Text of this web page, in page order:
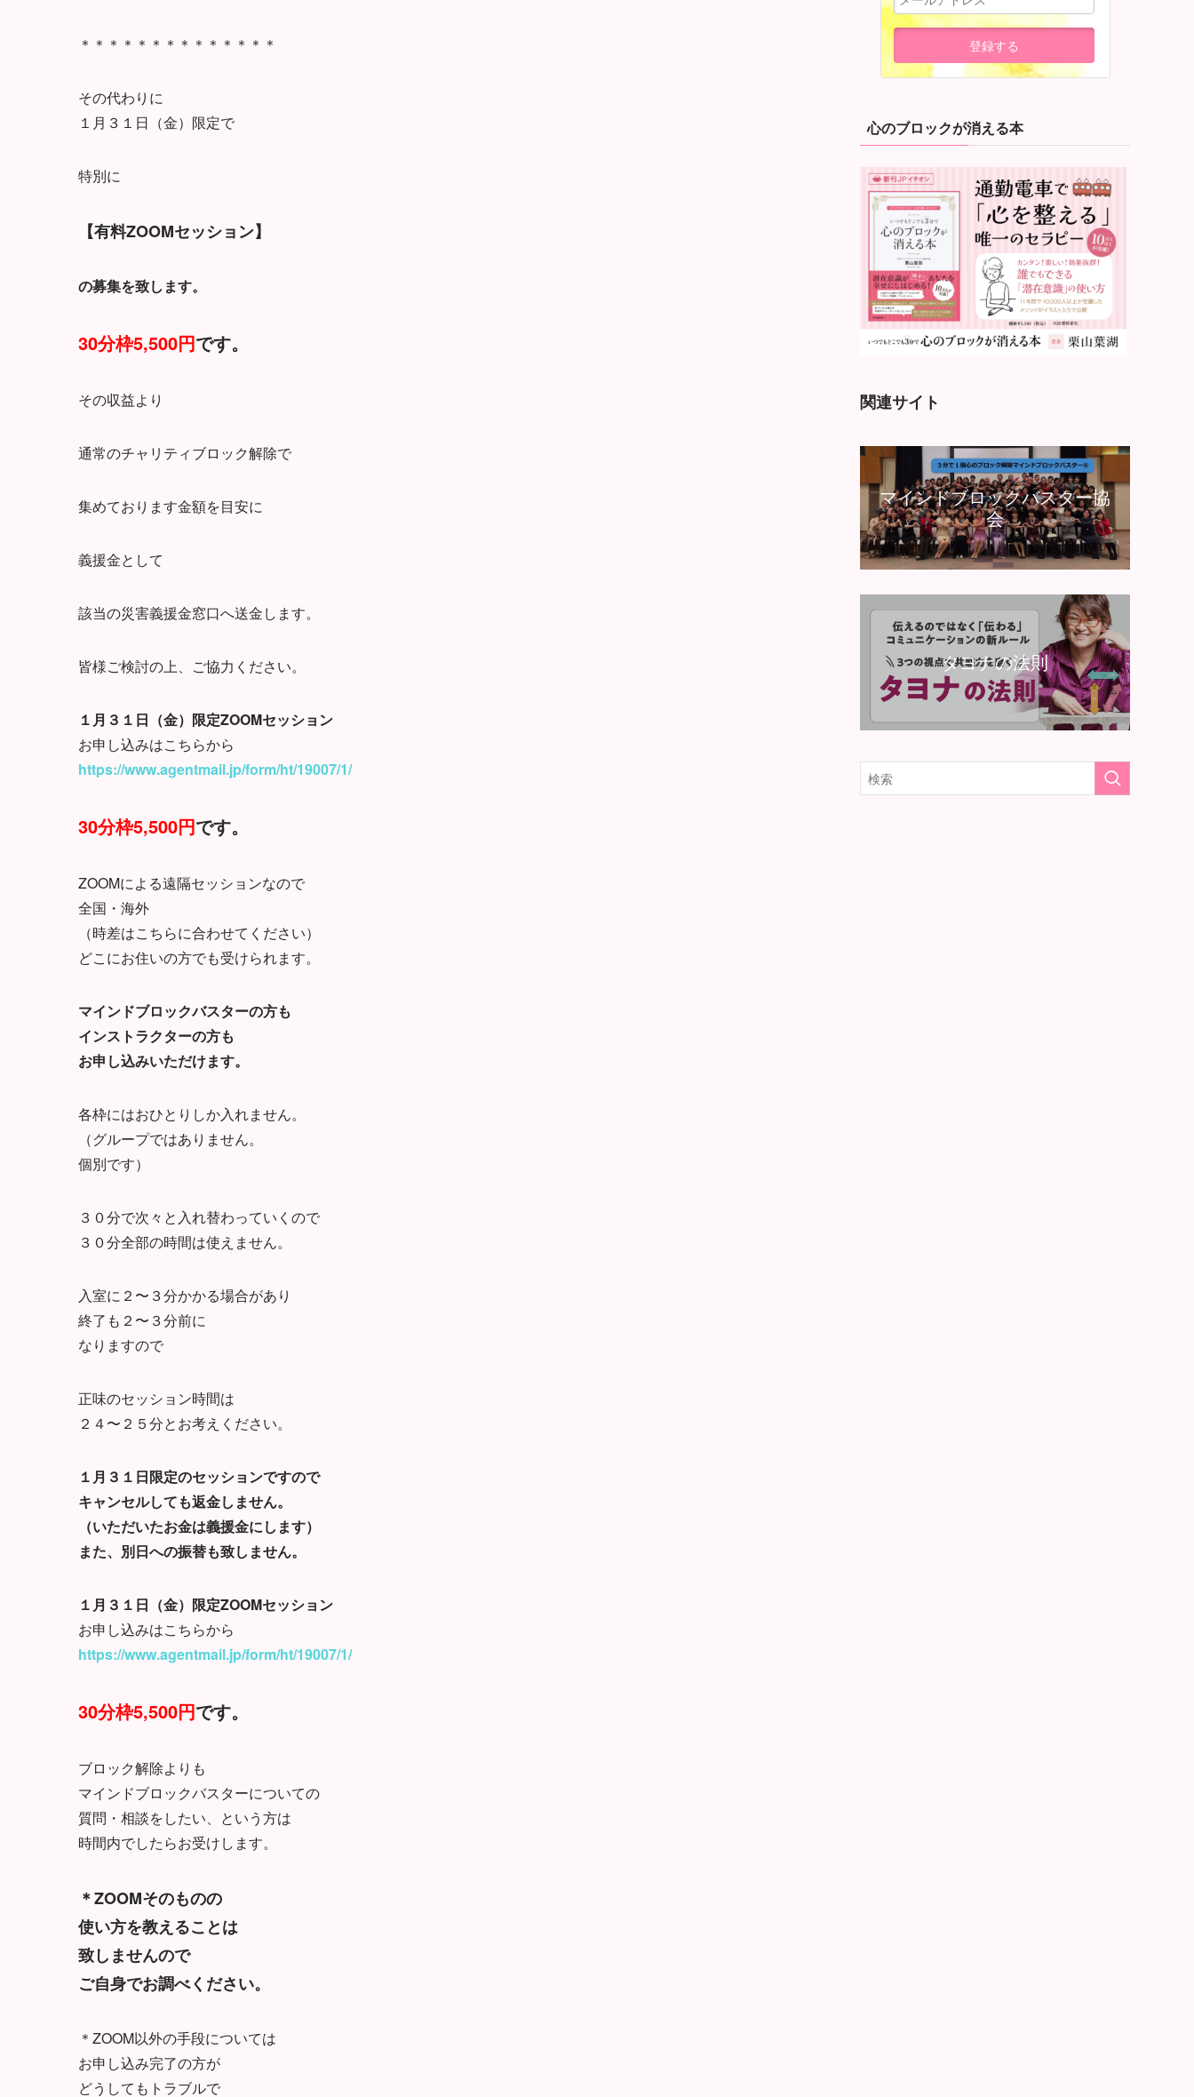
＊＊＊＊＊＊＊＊＊＊＊＊＊＊
その代わりに
１月３１日（金）限定で
特別に
【有料ZOOMセッション】
の募集を致します。
30分枠5,500円です。
その収益より
通常のチャリティブロック解除で
集めております金額を目安に
義援金として
該当の災害義援金窓口へ送金します。
皆様ご検討の上、ご協力ください。
１月３１日（金）限定ZOOMセッション
お申し込みはこちらから
https://www.agentmail.jp/form/ht/19007/1/
30分枠5,500円です。
ZOOMによる遠隔セッションなので
全国・海外
（時差はこちらに合わせてください）
どこにお住いの方でも受けられます。
マインドブロックバスターの方も
インストラクターの方も
お申し込みいただけます。
各枠にはおひとりしか入れません。
（グループではありません。
個別です）
３０分で次々と入れ替わっていくので
３０分全部の時間は使えません。
入室に２〜３分かかる場合があり
終了も２〜３分前に
なりますので
正味のセッション時間は
２４〜２５分とお考えください。
１月３１日限定のセッションですので
キャンセルしても返金しません。
（いただいたお金は義援金にします）
また、別日への振替も致しません。
１月３１日（金）限定ZOOMセッション
お申し込みはこちらから
https://www.agentmail.jp/form/ht/19007/1/
30分枠5,500円です。
ブロック解除よりも
マインドブロックバスターについての
質問・相談をしたい、という方は
時間内でしたらお受けします。
＊ZOOMそのものの
使い方を教えることは
致しませんので
ご自身でお調べください。
＊ZOOM以外の手段については
お申し込み完了の方が
どうしてもトラブルで
心のブロックが消える本
関連サイト
マインドブロックバスター協
会
タヨナの法則